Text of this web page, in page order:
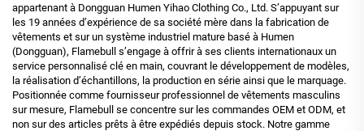
appartenant à Dongguan Humen Yihao Clothing Co., Ltd. S’appuyant sur
les 19 années d’expérience de sa société mère dans la fabrication de
vêtements et sur un système industriel mature basé à Humen
(Dongguan), Flamebull s’engage à offrir à ses clients internationaux un
service personnalisé clé en main, couvrant le développement de modèles,
la réalisation d’échantillons, la production en série ainsi que le marquage.
Positionnée comme fournisseur professionnel de vêtements masculins
sur mesure, Flamebull se concentre sur les commandes OEM et ODM, et
non sur des articles prêts à être expédiés depuis stock. Notre gamme